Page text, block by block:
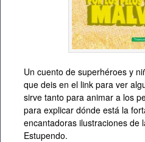
Un cuento de superhéroes y
que deis en el link para ver
sirve tanto para animar a los
para explicar dónde está la
encantadoras ilustraciones de
Estupendo.